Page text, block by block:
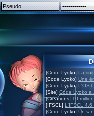
[Code Lyoko] La
[Code Lyoko] Une
[Code Lyoko] L'OST
[Site] Code Lyoko a
[Créations] 10
[IFSCL] L'IFSCL
[Code Lyoko] Un «